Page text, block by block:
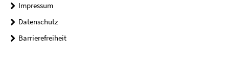
Impressum
Datenschutz
Barrierefreiheit